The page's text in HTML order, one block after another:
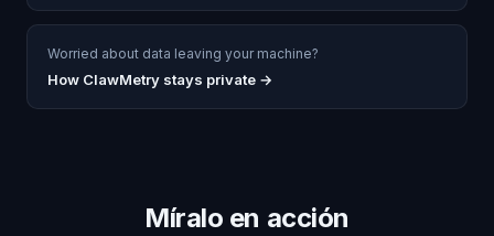
Worried about data leaving your machine?
How ClawMetry stays private →
Míralo en acción